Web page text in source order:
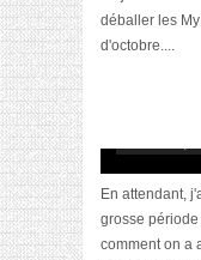
déballer les
d'octobre....
[Vidéo]
En attendant,
grosse
comment on a